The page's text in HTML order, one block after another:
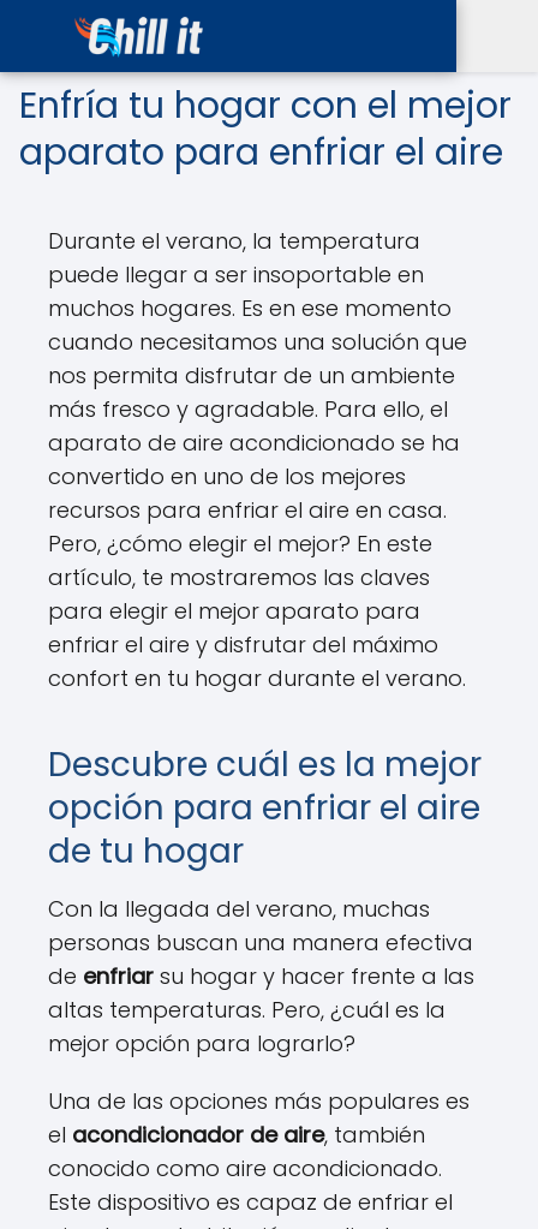
Enfría tu hogar con el mejor
aparato para enfriar el aire
Durante el verano, la temperatura
puede llegar a ser insoportable en
muchos hogares. Es en ese momento
cuando necesitamos una solución que
nos permita disfrutar de un ambiente
más fresco y agradable. Para ello, el
aparato de aire acondicionado se ha
convertido en uno de los mejores
recursos para enfriar el aire en casa.
Pero, ¿cómo elegir el mejor? En este
artículo, te mostraremos las claves
para elegir el mejor aparato para
enfriar el aire y disfrutar del máximo
confort en tu hogar durante el verano.
Descubre cuál es la mejor
opción para enfriar el aire
de tu hogar
Con la llegada del verano, muchas
personas buscan una manera efectiva
de enfriar su hogar y hacer frente a las
altas temperaturas. Pero, ¿cuál es la
mejor opción para lograrlo?
Una de las opciones más populares es
el acondicionador de aire, también
conocido como aire acondicionado.
Este dispositivo es capaz de enfriar el